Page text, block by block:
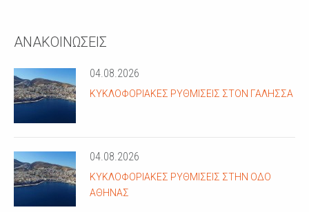
ΑΝΑΚΟΙΝΩΣΕΙΣ
04.08.2026
ΚΥΚΛΟΦΟΡΙΑΚΈΣ ΡΥΘΜΊΣΕΙΣ ΣΤΟΝ ΓΑΛΗΣΣΆ
04.08.2026
ΚΥΚΛΟΦΟΡΙΑΚΈΣ ΡΥΘΜΊΣΕΙΣ ΣΤΗΝ ΟΔΌ
ΑΘΗΝΆΣ